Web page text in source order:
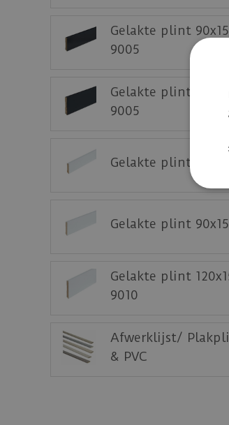
Gelakte plint
9005
Gelakte plint
9005
Gelakte plint
Gelakte plint
Gelakte plint
9010
Afwerklijst/
& PVC